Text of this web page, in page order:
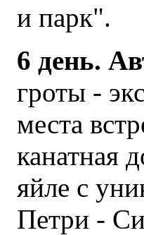
и парк".
6 день.
гроты -
места
канатная
яйле с
Петри -